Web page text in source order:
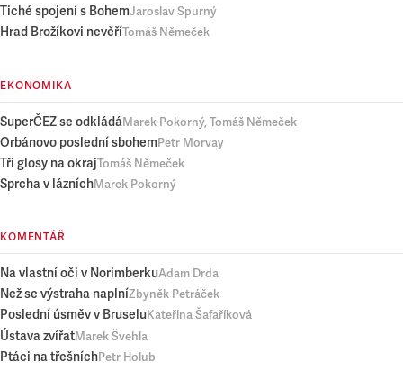
Tiché spojení s BohemJaroslav Spurný
Hrad Brožíkovi nevěříTomáš Němeček
EKONOMIKA
SuperČEZ se odkládáMarek Pokorný, Tomáš Němeček
Orbánovo poslední sbohemPetr Morvay
Tři glosy na okrajTomáš Němeček
Sprcha v lázníchMarek Pokorný
KOMENTÁŘ
Na vlastní oči v NorimberkuAdam Drda
Než se výstraha naplníZbyněk Petráček
Poslední úsměv v BruseluKateřina Šafaříková
Ústava zvířatMarek Švehla
Ptáci na třešníchPetr Holub